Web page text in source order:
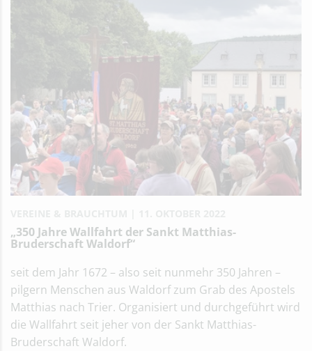
„350 Jahre Wallfahrt der Sankt Matthias-
Bruderschaft Waldorf“
seit dem Jahr 1672 – also seit nunmehr 350 Jahren –
pilgern Menschen aus Waldorf zum Grab des Apostels
Matthias nach Trier. Organisiert und durchgeführt wird
die Wallfahrt seit jeher von der Sankt Matthias-
Bruderschaft Waldorf.